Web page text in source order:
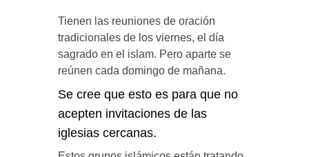
Tienen las reuniones de oración
tradicionales de los viernes, el día
sagrado en el islam. Pero aparte se
reúnen cada domingo de mañana.
Se cree que esto es para que no
acepten invitaciones de las
iglesias cercanas.